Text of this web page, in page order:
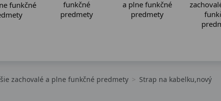
funkčné
funkčné
predmety
a plne funkčné
predmety
zachovalé a plne funkčné predmety Strap na kabelku,nový